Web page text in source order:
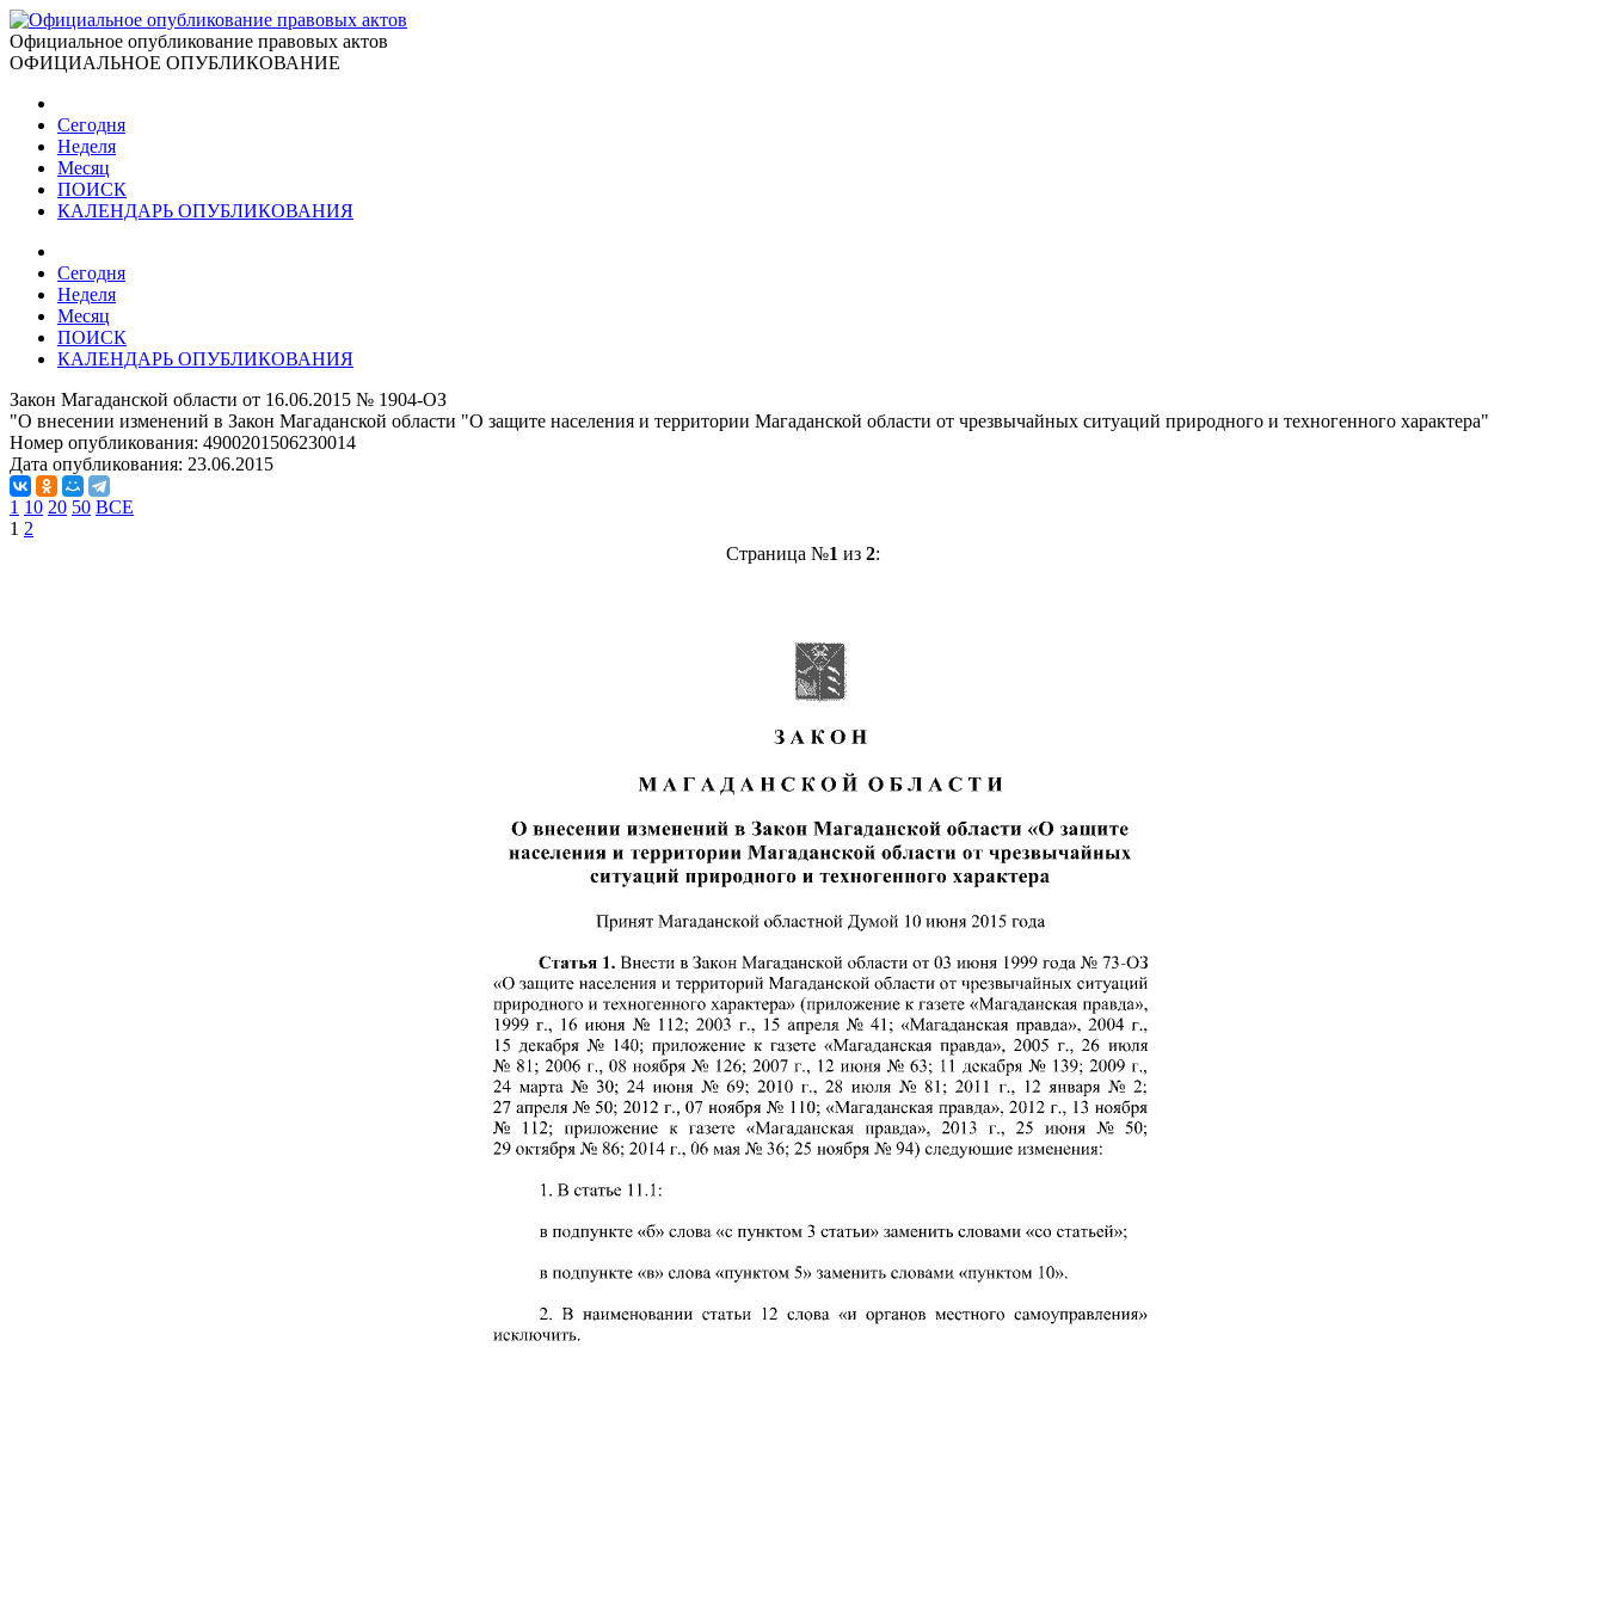
Официальное опубликование правовых актов
ОФИЦИАЛЬНОЕ ОПУБЛИКОВАНИЕ
Сегодня
Неделя
Месяц
ПОИСК
КАЛЕНДАРЬ ОПУБЛИКОВАНИЯ
Сегодня
Неделя
Месяц
ПОИСК
КАЛЕНДАРЬ ОПУБЛИКОВАНИЯ
Закон Магаданской области от 16.06.2015 № 1904-ОЗ
"О внесении изменений в Закон Магаданской области "О защите населения и территории Магаданской области от чрезвычайных ситуаций природного и техногенного характера"
Номер опубликования: 4900201506230014
Дата опубликования: 23.06.2015
1 10 20 50 ВСЕ
1 2
Страница №1 из 2: